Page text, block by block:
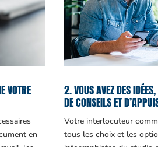
VOTRE
en
2. VOUS AVEZ DES
DE CONSEILS ET
Votre interlocuteur
tous les choix et les